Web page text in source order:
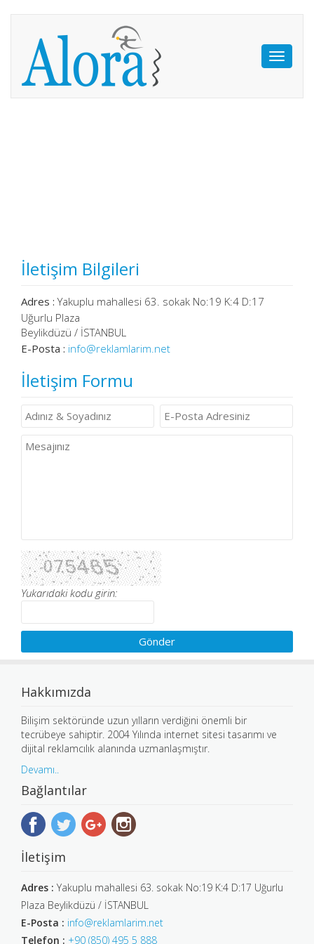
Toggle
İletişim Bilgileri
Adres : Yakuplu mahallesi 63. sokak No:19 K:4 D:17
Uğurlu Plaza
Beylikdüzü / İSTANBUL
E-Posta : info@reklamlarim.net
İletişim Formu
Yukarıdaki kodu girin:
Hakkımızda
Bilişim sektöründe uzun yılların verdiğini önemli bir
tecrübeye sahiptir. 2004 Yılında internet sitesi tasarımı ve
dijital reklamcılık alanında uzmanlaşmıştır.
Devamı..
Bağlantılar
İletişim
Adres : Yakuplu mahallesi 63. sokak No:19 K:4 D:17 Uğurlu
Plaza Beylikdüzü / İSTANBUL
E-Posta : info@reklamlarim.net
Telefon : +90 (850) 495 5 888